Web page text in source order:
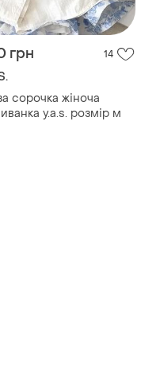
грн 14
сорочка жіноча
y.a.s. розмір м